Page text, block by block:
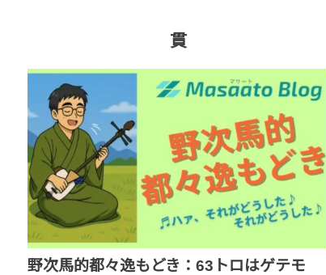
貫
野次馬的都々逸もどき：63トロはゲテモ